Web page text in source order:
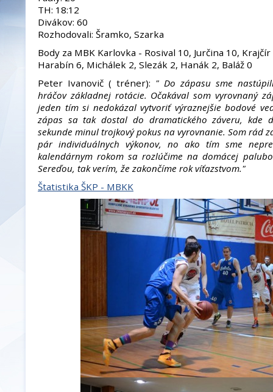
TH: 18:12
Divákov: 60
Rozhodovali: Šramko, Szarka
Body za MBK Karlovka - Rosival 10, Jurčina 10,
Harabín 6, Michálek 2, Slezák 2, Hanák 2, Baláž 0
Peter Ivanovič ( tréner): " Do zápasu sme
hráčov základnej rotácie. Očakával som vyrovnaný
jeden tím si nedokázal vytvoriť výraznejšie bodové
zápas sa tak dostal do dramatického záveru, kde
sekunde minul trojkový pokus na vyrovnanie. Som rád
pár individuálnych výkonov, no ako tím sme
kalendárnym rokom sa rozlúčime na domácej
Sereďou, tak verím, že zakončíme rok víťazstvom."
Štatistika ŠKP - MBKK